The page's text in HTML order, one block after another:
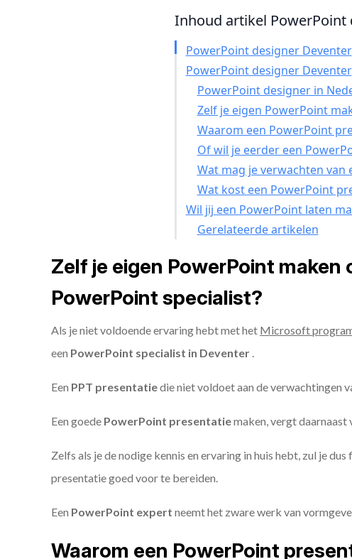
Inhoud artikel PowerPoint
PowerPoint designer Deventer
PowerPoint designer Deventer
PowerPoint designer in
Zelf je eigen PowerPoint
Waarom een PowerPoint
Of wil je eerder een
Wat mag je verwachten van
Wat kost een PowerPoint
Wil jij een PowerPoint laten
Gerelateerde artikelen
Zelf je eigen PowerPoint
PowerPoint specialist?
Als je niet voldoende ervaring hebt met het Microsoft
een PowerPoint specialist in Deventer .
Een PPT presentatiedie niet voldoet aan de verwachtingen
Een goede PowerPoint presentatiemaken, vergt daarnaast
Zelfs als je de nodige kennis en ervaring in huis hebt, zul je
presentatie goed voor te bereiden.
Een PowerPoint expert neemt het zware werk van
Waarom een PowerPoint